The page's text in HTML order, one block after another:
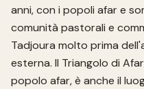
anni, con i popoli afar e
comunità pastorali e
Tadjoura molto prima
esterna. Il Triangolo di
popolo afar, è anche il